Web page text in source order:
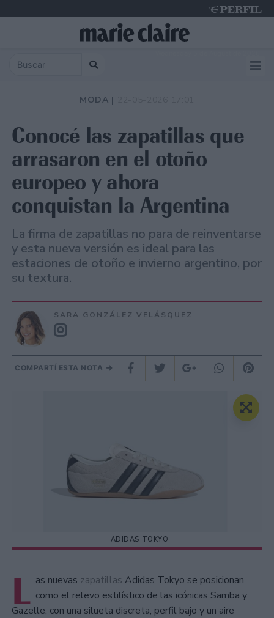
MODA |
Conocé las zapatillas que
arrasaron en el otoño
europeo y ahora
conquistan la Argentina
La firma de zapatillas no para de reinventarse
y esta nueva versión es ideal para las
estaciones de otoño e invierno argentino, por
su textura.
SARA GONZÁLEZ VELÁSQUEZ
COMPARTÍ ESTA NOTA
ADIDAS TOKYO
L as nuevas zapatillas Adidas Tokyo se posicionan
como el relevo estilístico de las icónicas Samba y
Gazelle, con una silueta discreta, perfil bajo y un aire